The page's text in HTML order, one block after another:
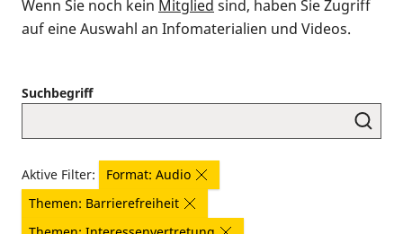
Wenn Sie noch kein Mitglied sind, haben Sie Zugriff
auf eine Auswahl an Infomaterialien und Videos.
Suchbegriff
Aktive Filter:
Format: Audio
Themen: Barrierefreiheit